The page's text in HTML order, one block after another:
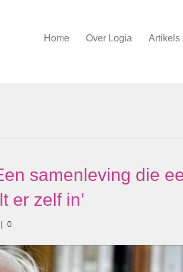
Home Over Logia Artikels
samenleving die
er zelf in’
| 0